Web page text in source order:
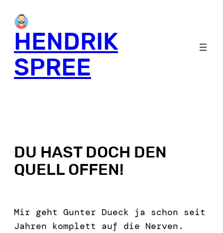
HENDRIK
SPREE
DU HAST DOCH DEN
QUELL OFFEN!
Mir geht Gunter Dueck ja schon seit
Jahren komplett auf die Nerven.